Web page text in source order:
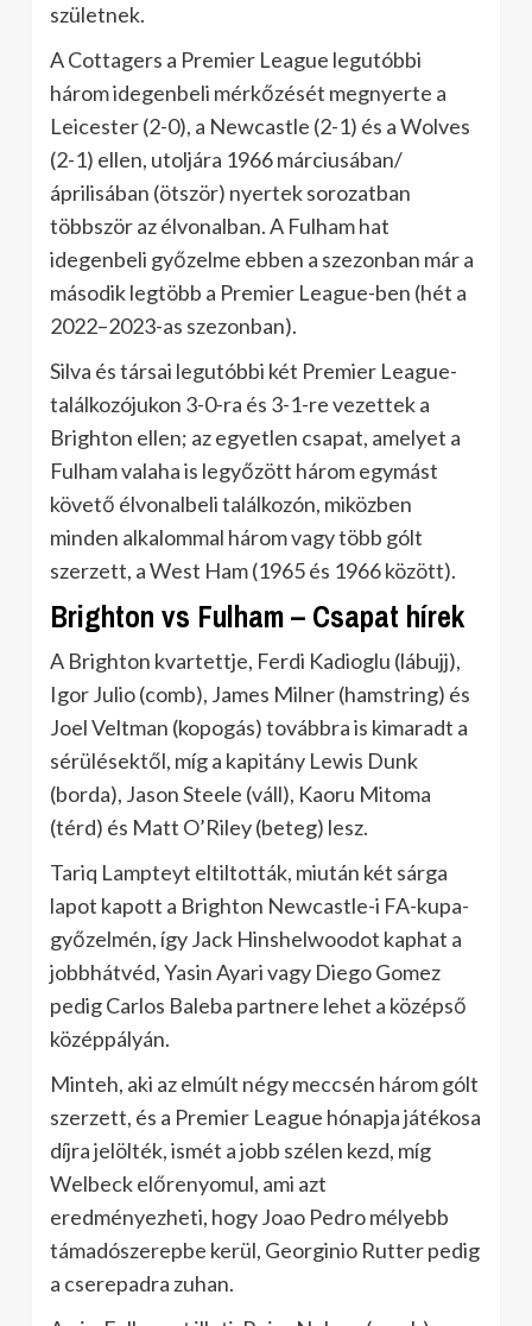
születnek.
A Cottagers a Premier League legutóbbi
három idegenbeli mérkőzését megnyerte a
Leicester (2-0), a Newcastle (2-1) és a Wolves
(2-1) ellen, utoljára 1966 márciusában/
áprilisában (ötször) nyertek sorozatban
többször az élvonalban. A Fulham hat
idegenbeli győzelme ebben a szezonban már a
második legtöbb a Premier League-ben (hét a
2022–2023-as szezonban).
Silva és társai legutóbbi két Premier League-
találkozójukon 3-0-ra és 3-1-re vezettek a
Brighton ellen; az egyetlen csapat, amelyet a
Fulham valaha is legyőzött három egymást
követő élvonalbeli találkozón, miközben
minden alkalommal három vagy több gólt
szerzett, a West Ham (1965 és 1966 között).
Brighton vs Fulham – Csapat hírek
A Brighton kvartettje, Ferdi Kadioglu (lábujj),
Igor Julio (comb), James Milner (hamstring) és
Joel Veltman (kopogás) továbbra is kimaradt a
sérülésektől, míg a kapitány Lewis Dunk
(borda), Jason Steele (váll), Kaoru Mitoma
(térd) és Matt O’Riley (beteg) lesz.
Tariq Lampteyt eltiltották, miután két sárga
lapot kapott a Brighton Newcastle-i FA-kupa-
győzelmén, így Jack Hinshelwoodot kaphat a
jobbhátvéd, Yasin Ayari vagy Diego Gomez
pedig Carlos Baleba partnere lehet a középső
középpályán.
Minteh, aki az elmúlt négy meccsén három gólt
szerzett, és a Premier League hónapja játékosa
díjra jelölték, ismét a jobb szélen kezd, míg
Welbeck előrenyomul, ami azt
eredményezheti, hogy Joao Pedro mélyebb
támadószerepbe kerül, Georginio Rutter pedig
a cserepadra zuhan.